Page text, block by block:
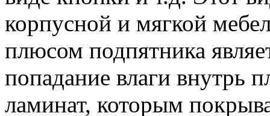
корпусной и мягкой
плюсом подпятника
попадание влаги внутрь
ламинат, которым